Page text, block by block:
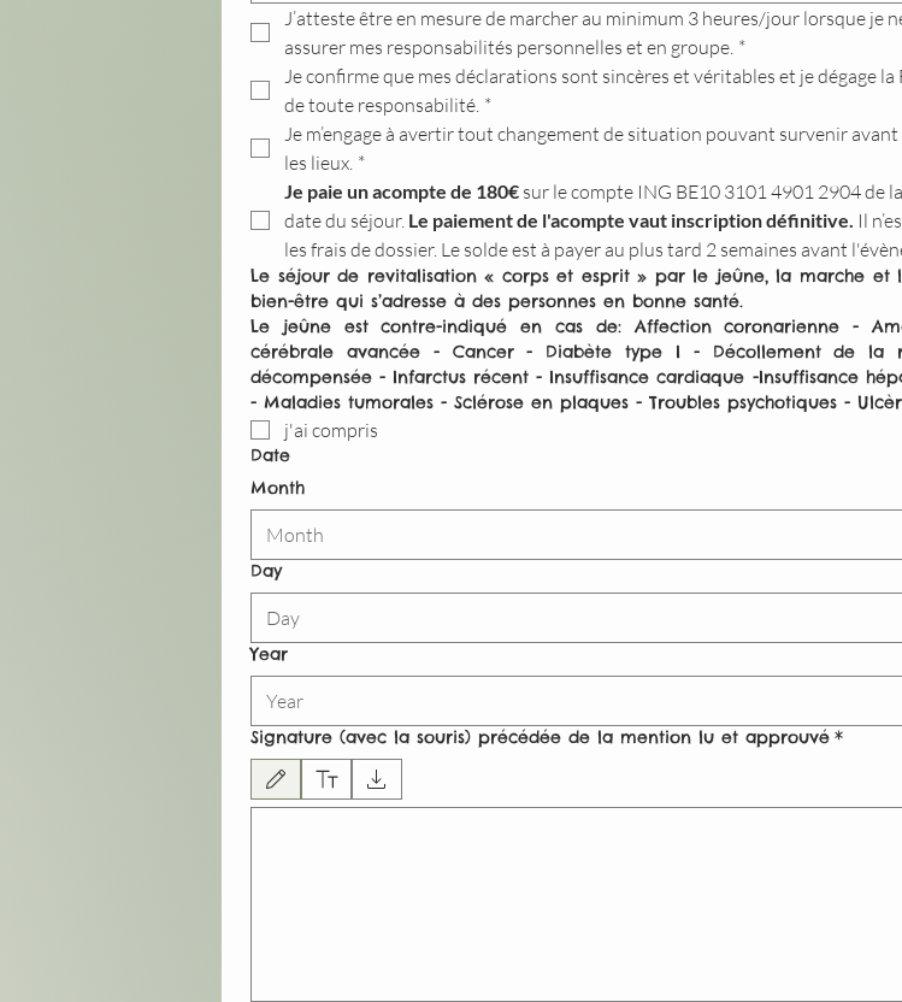
J’atteste être en mesure de marcher au minimum 3 heures/jour lorsque je
assurer mes responsabilités personnelles et en groupe. *
Je confirme que mes déclarations sont sincères et véritables et je dégage
de toute responsabilité. *
Je m’engage à avertir tout changement de situation pouvant survenir
les lieux. *
Je paie un acompte de 180€ sur le compte ING BE10 3101 4901 2904 de
date du séjour. Le paiement de l'acompte vaut inscription définitive. Il
les frais de dossier. Le solde est à payer au plus tard 2 semaines avant
Le séjour de revitalisation « corps et esprit » par le jeûne, la marche
bien-être qui s’adresse à des personnes en bonne santé.
Le jeûne est contre-indiqué en cas de: Affection coronarienne -
cérébrale avancée - Cancer - Diabète type I - Décollement de la
décompensée - Infarctus récent - Insuffisance cardiaque -Insuffisance
- Maladies tumorales - Sclérose en plaques - Troubles psychotiques -
j'ai compris
Date
Month
Month
Day
Year
Signature (avec la souris) précédée de la mention lu et approuvé *
Drawing mode selected. Drawing requires a mouse or touchpad. For keyboard accessibility, select Type or Upload.